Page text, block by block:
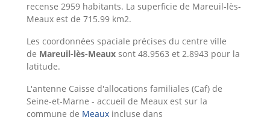
recense 2959 habitants. La superficie de Mareuil-lès-
Meaux est de 715.99 km2.
Les coordonnées spaciale précises du centre ville
de Mareuil-lès-Meaux sont 48.9563 et 2.8943 pour la
latitude.
L'antenne Caisse d'allocations familiales (Caf) de
Seine-et-Marne - accueil de Meaux est sur la
commune de Meaux incluse dans